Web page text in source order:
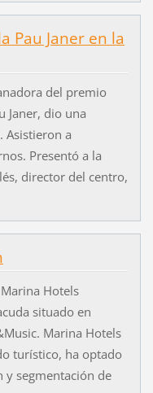
Pau Janer en la
del premio
Janer, dio una
Asistieron a
Presentó a la
director del centro,
Hotels
situado en
Marina Hotels
turístico, ha optado
y segmentación de